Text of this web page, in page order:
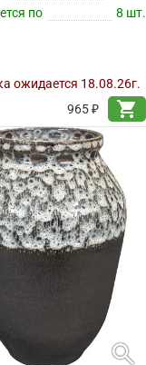
по
8 шт.
ожидается 18.08.26г.
965 ₽
shopping_cart
search